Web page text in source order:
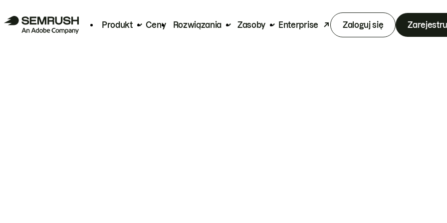
Produkt Ceny Rozwiązania Zasoby Enterprise Zaloguj się